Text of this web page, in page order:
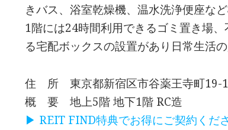
きバス、浴室乾燥機、温水洗浄便座な
1階には24時間利用できるゴミ置き場
る宅配ボックスの設置があり日常生活
住 所 東京都新宿区市谷薬王寺町19-
概 要 地上5階 地下1階 RC造
▶ REIT FIND特典でお得にご契約くださ